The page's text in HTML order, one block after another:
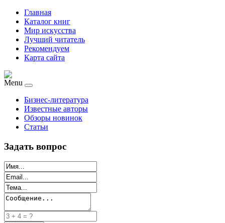
Главная
Каталог книг
Мир искусства
Лучший читатель
Рекомендуем
Карта сайта
Menu
Бизнес-литература
Известные авторы
Обзоры новинок
Статьи
Задать вопрос